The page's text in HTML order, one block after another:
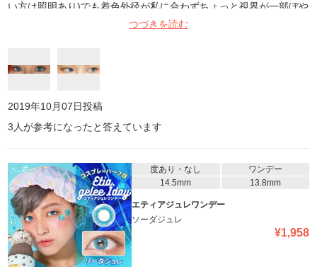
い方は照明あり)でも着色外径が私に合わずちょっと視界が一部ぼや
ける感じがありました。慣れればそこまで気になりません。普段使
いは合わないかもしれません。参考になれば幸いです
つづきを読む
2019年10月07日投稿
3 人が参考になったと答えています
度あり・なし
ワンデー
14.5mm
13.8mm
エティアジュレワンデー
ソーダジュレ
¥1,958